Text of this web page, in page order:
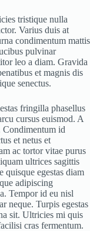
tristique nulla
Varius duis at
condimentum mattis
pulvinar
leo a diam. Gravida
et magnis dis
senectus.
fringilla phasellus
cursus euismod. A
Condimentum id
et netus et
ac tortor vitae purus
ultrices sagittis
quisque egestas diam
adipiscing
Tempor id eu nisl
neque. Turpis egestas
sit. Ultricies mi quis
cras fermentum.